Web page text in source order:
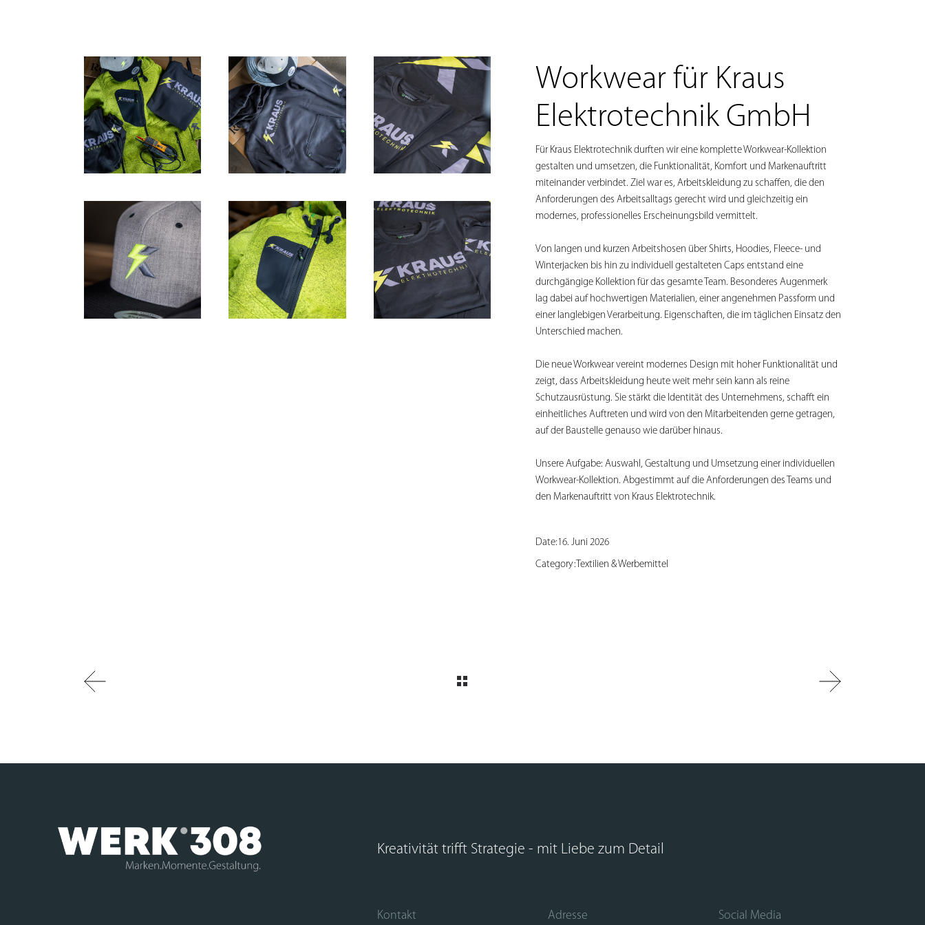
Workwear für Kraus
Elektrotechnik GmbH
Für Kraus Elektrotechnik durften wir eine komplette Workwear-Kollektion
gestalten und umsetzen, die Funktionalität, Komfort und Markenauftritt
miteinander verbindet. Ziel war es, Arbeitskleidung zu schaffen, die den
Anforderungen des Arbeitsalltags gerecht wird und gleichzeitig ein
modernes, professionelles Erscheinungsbild vermittelt.
Von langen und kurzen Arbeitshosen über Shirts, Hoodies, Fleece- und
Winterjacken bis hin zu individuell gestalteten Caps entstand eine
durchgängige Kollektion für das gesamte Team. Besonderes Augenmerk
lag dabei auf hochwertigen Materialien, einer angenehmen Passform und
einer langlebigen Verarbeitung. Eigenschaften, die im täglichen Einsatz den
Unterschied machen.
Die neue Workwear vereint modernes Design mit hoher Funktionalität und
zeigt, dass Arbeitskleidung heute weit mehr sein kann als reine
Schutzausrüstung. Sie stärkt die Identität des Unternehmens, schafft ein
einheitliches Auftreten und wird von den Mitarbeitenden gerne getragen,
auf der Baustelle genauso wie darüber hinaus.
Unsere Aufgabe: Auswahl, Gestaltung und Umsetzung einer individuellen
Workwear-Kollektion. Abgestimmt auf die Anforderungen des Teams und
den Markenauftritt von Kraus Elektrotechnik.
Date:16. Juni 2026
Category: Textilien & Werbemittel
Kreativität trifft Strategie - mit Liebe zum Detail
Kontakt Adresse Social Media